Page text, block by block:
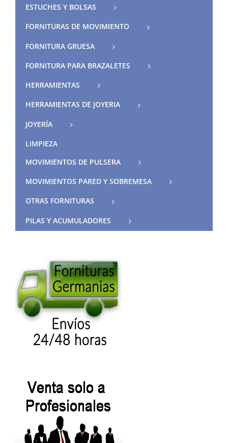
ESTUCHES Y BOLSAS
FORNITURAS DE MOVIMIENTO
FORNITURA GRUESA
FORNITURA PARA BRAZALETES
HERRAMIENTAS
HERRAMIENTAS DE JOYERIA
JOYERÍA
LIMPIEZA
MOVIMIENTOS DE PULSERA
MOVIMIENTOS PARED Y SOBREMESA
OTRAS FORNITURAS
PILAS Y ACUMULADORES